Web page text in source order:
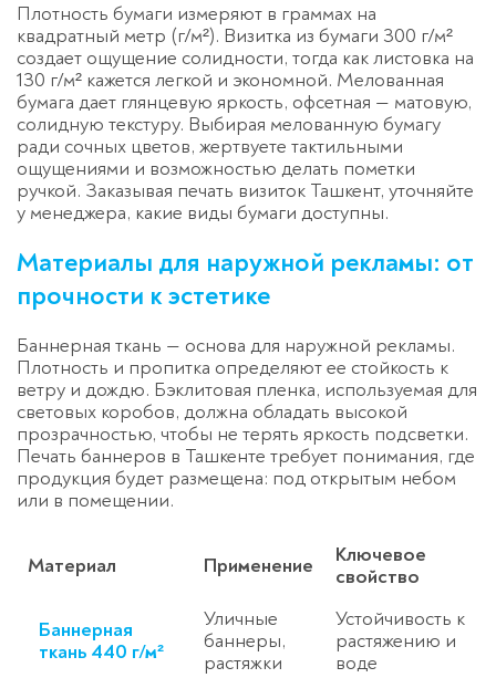
Плотность бумаги измеряют в граммах на
квадратный метр (г/м²). Визитка из бумаги 300 г/м²
создает ощущение солидности, тогда как листовка на
130 г/м² кажется легкой и экономной. Мелованная
бумага дает глянцевую яркость, офсетная — матовую,
солидную текстуру. Выбирая мелованную бумагу
ради сочных цветов, жертвуете тактильными
ощущениями и возможностью делать пометки
ручкой. Заказывая печать визиток Ташкент, уточняйте
у менеджера, какие виды бумаги доступны.
Материалы для наружной рекламы: от
прочности к эстетике
Баннерная ткань — основа для наружной рекламы.
Плотность и пропитка определяют ее стойкость к
ветру и дождю. Бэклитовая пленка, используемая для
световых коробов, должна обладать высокой
прозрачностью, чтобы не терять яркость подсветки.
Печать баннеров в Ташкенте требует понимания, где
продукция будет размещена: под открытым небом
или в помещении.
Материал Применение
Ключевое
свойство
Баннерная
ткань 440 г/м²
Уличные
баннеры,
растяжки
Устойчивость к
растяжению и
воде